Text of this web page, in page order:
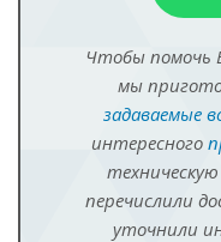
Чтобы помочь
мы
задаваемые
интересного
перечислили
уточнили